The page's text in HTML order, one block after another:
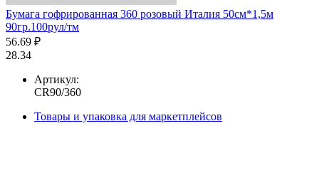
Бумага гофрированная 360 розовый Италия 50см*1,5м
90гр.100рул/тм
56.69 ₽
28.34
Артикул:
CR90/360
Товары и упаковка для маркетплейсов